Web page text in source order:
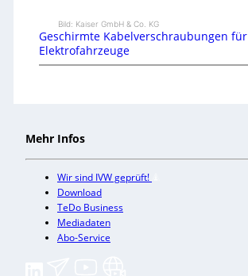
Bild: Kaiser GmbH & Co. KG
Geschirmte Kabelverschraubungen für
Elektrofahrzeuge
Mehr Infos
Wir sind IVW geprüft!
Download
TeDo Business
Mediadaten
Abo-Service